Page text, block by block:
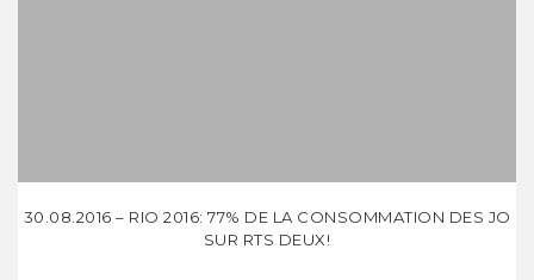
30.08.2016 – RIO 2016: 77% DE LA CONSOMMATION DES JO
SUR RTS DEUX!